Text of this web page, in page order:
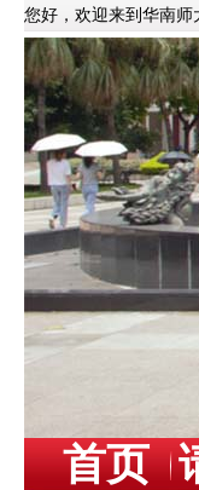
您好，欢迎来到华南师
首页